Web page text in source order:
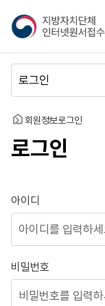
지
방
자
치
단
체
인
넷
접
수
센
뉴
동
홈 회원정보로그인
로그인
로그인
아이디
비밀번호